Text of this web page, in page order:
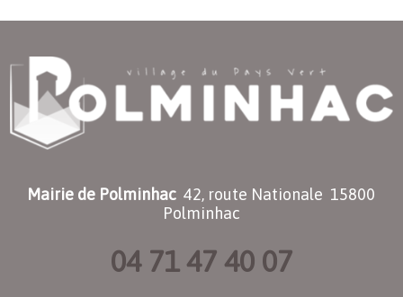
Mairie de Polminhac 42, route Nationale 15800
Polminhac
04 71 47 40 07